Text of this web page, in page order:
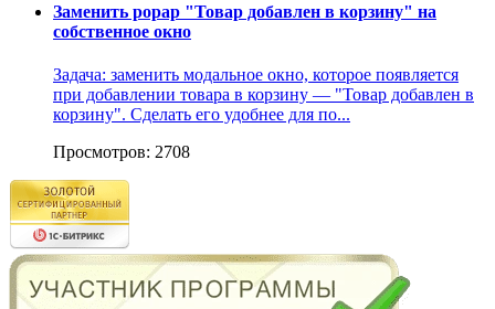
Заменить popap "Товар добавлен в корзину" на
собственное окно
Задача: заменить модальное окно, которое появляется
при добавлении товара в корзину — "Товар добавлен в
корзину". Сделать его удобнее для по...
Просмотров: 2708